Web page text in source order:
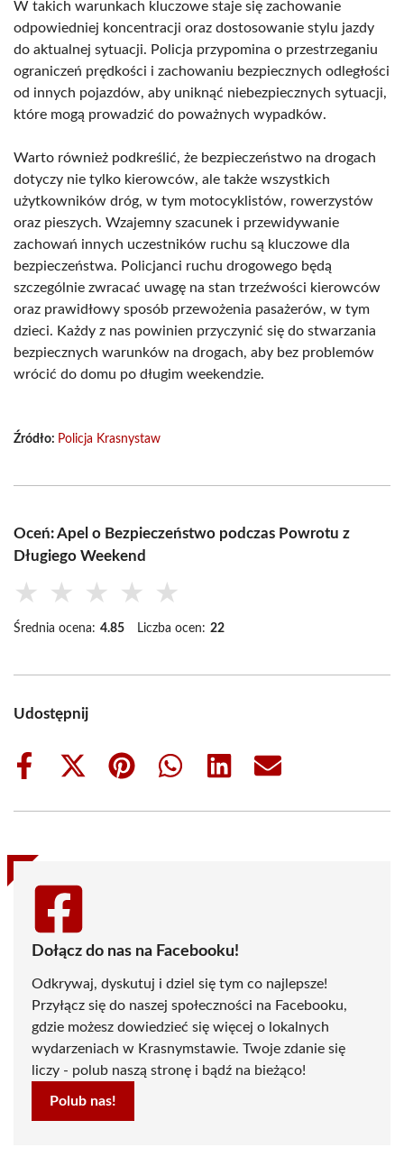
W takich warunkach kluczowe staje się zachowanie
odpowiedniej koncentracji oraz dostosowanie stylu jazdy
do aktualnej sytuacji. Policja przypomina o przestrzeganiu
ograniczeń prędkości i zachowaniu bezpiecznych odległości
od innych pojazdów, aby uniknąć niebezpiecznych sytuacji,
które mogą prowadzić do poważnych wypadków.
Warto również podkreślić, że bezpieczeństwo na drogach
dotyczy nie tylko kierowców, ale także wszystkich
użytkowników dróg, w tym motocyklistów, rowerzystów
oraz pieszych. Wzajemny szacunek i przewidywanie
zachowań innych uczestników ruchu są kluczowe dla
bezpieczeństwa. Policjanci ruchu drogowego będą
szczególnie zwracać uwagę na stan trzeźwości kierowców
oraz prawidłowy sposób przewożenia pasażerów, w tym
dzieci. Każdy z nas powinien przyczynić się do stwarzania
bezpiecznych warunków na drogach, aby bez problemów
wrócić do domu po długim weekendzie.
Źródło: Policja Krasnystaw
Oceń: Apel o Bezpieczeństwo podczas Powrotu z
Długiego Weekend
★ ★ ★ ★ ★
Średnia ocena: 4.85 Liczba ocen: 22
Udostępnij
Share
Share
(Twitter)
Share
Share
Share
Share
Dołącz do nas na Facebooku!
Odkrywaj, dyskutuj i dziel się tym co najlepsze!
Przyłącz się do naszej społeczności na Facebooku,
gdzie możesz dowiedzieć się więcej o lokalnych
wydarzeniach w Krasnymstawie. Twoje zdanie się
liczy - polub naszą stronę i bądź na bieżąco!
Polub nas!